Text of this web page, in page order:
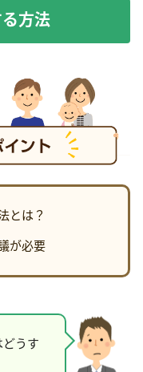
方法
とは？
が必要
うす